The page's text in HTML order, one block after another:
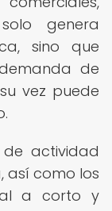
genera
sino que
de
vez puede
actividad
así como los
a corto y